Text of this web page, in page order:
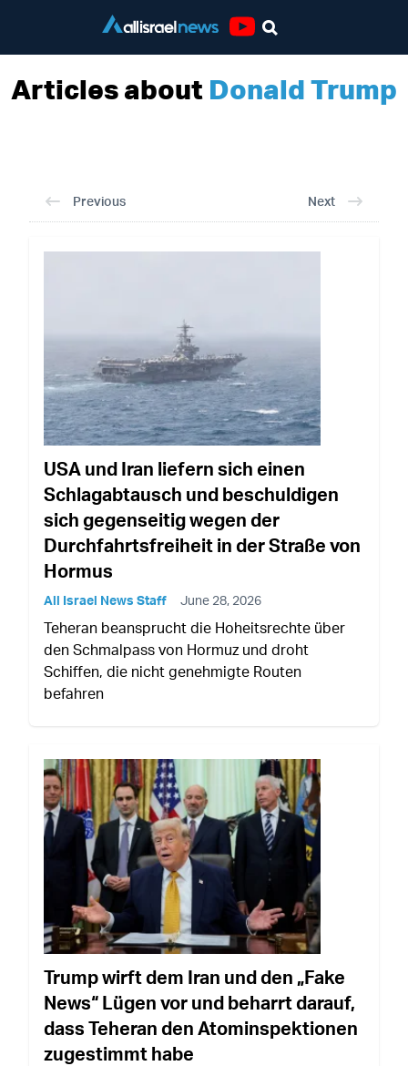
Articles about Donald Trump
Previous Next
USA und Iran liefern sich einen
Schlagabtausch und beschuldigen
sich gegenseitig wegen der
Durchfahrtsfreiheit in der Straße von
Hormus
All Israel News Staff June 28, 2026
Teheran beansprucht die Hoheitsrechte über
den Schmalpass von Hormuz und droht
Schiffen, die nicht genehmigte Routen
befahren
Trump wirft dem Iran und den „Fake
News“ Lügen vor und beharrt darauf,
dass Teheran den Atominspektionen
zugestimmt habe